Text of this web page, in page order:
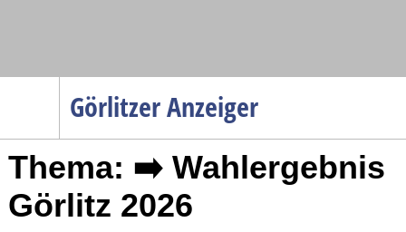
Görlitzer Anzeiger
Menüpunkte
Startseite
Gesellschaft
Thema: ➡️ Wahlergebnis
Görlitz 2026